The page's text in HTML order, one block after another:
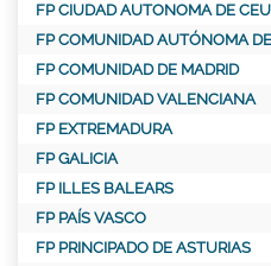
FP CIUDAD AUTONOMA DE
FP COMUNIDAD AUTÓNOMA
FP COMUNIDAD DE MADRID
FP COMUNIDAD VALENCIANA
FP EXTREMADURA
FP GALICIA
FP ILLES BALEARS
FP PAÍS VASCO
FP PRINCIPADO DE ASTURIAS